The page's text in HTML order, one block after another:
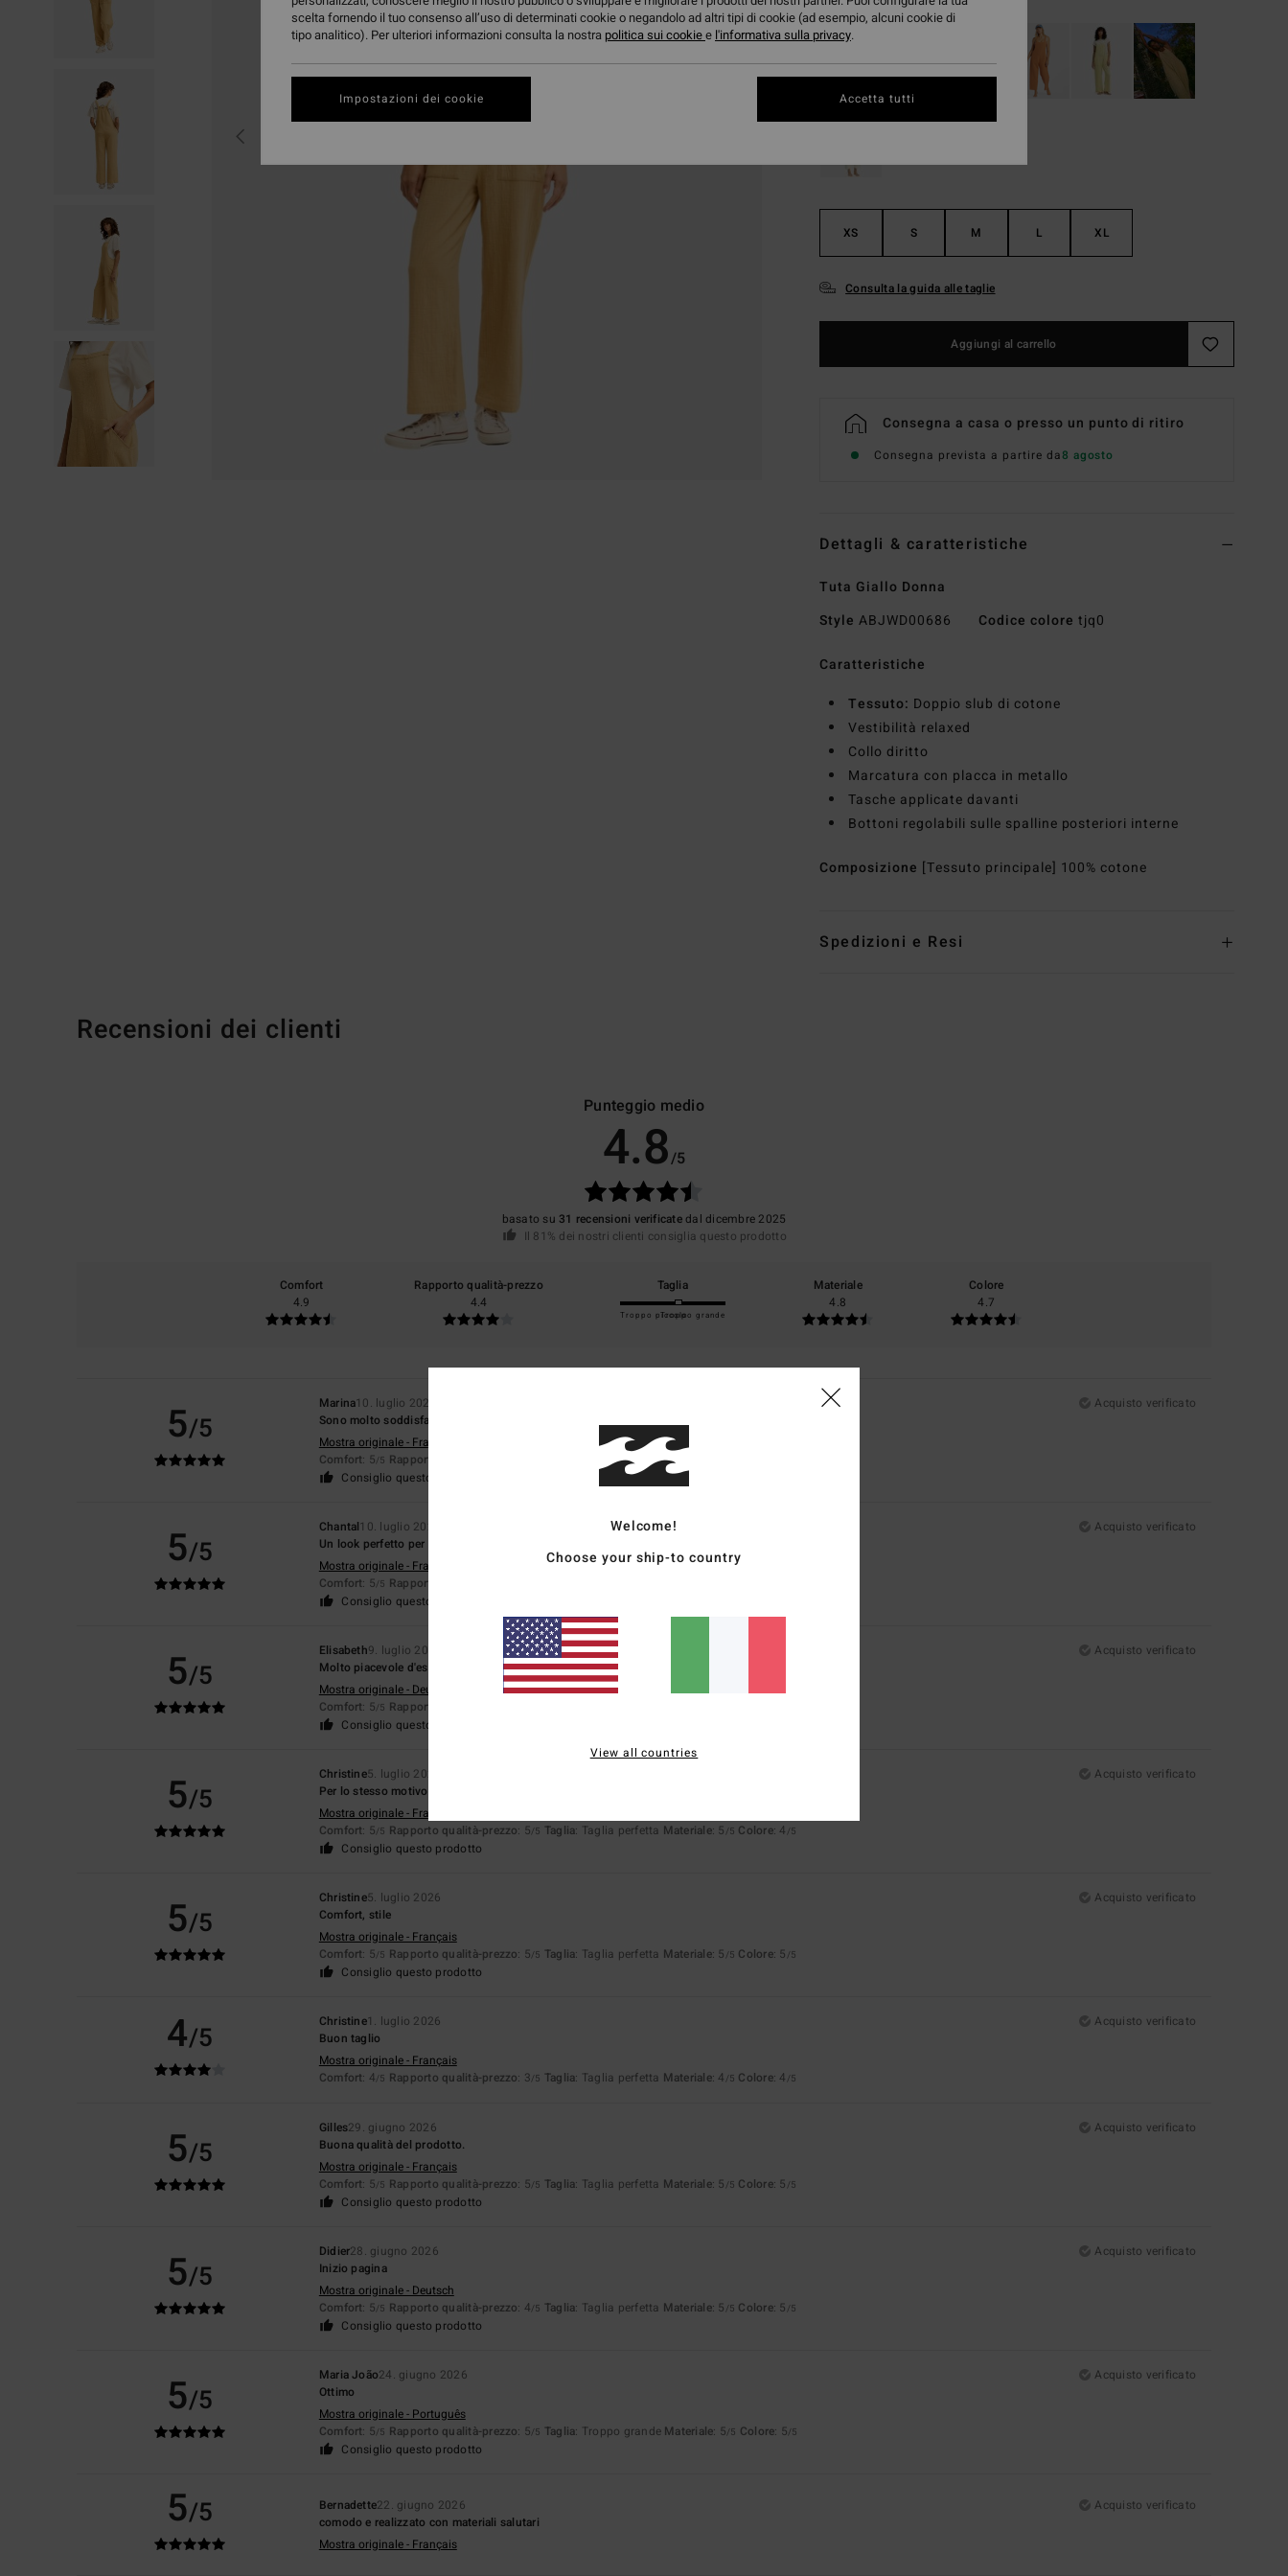
XS S M L XL
Consulta la guida alle taglie
Aggiungi al carrello
Consegna a casa o presso un punto di ritiro
Consegna prevista a partire da8 agosto
Dettagli & caratteristiche
Tuta Giallo Donna
Style ABJWD00686 Codice colore tjq0
Caratteristiche
Tessuto: Doppio slub di cotone
Vestibilità relaxed
Collo diritto
Marcatura con placca in metallo
Tasche applicate davanti
Bottoni regolabili sulle spalline posteriori interne
Composizione [Tessuto principale] 100% cotone
Spedizioni e Resi
Recensioni dei clienti
Punteggio medio
4.8/5
basato su 31 recensioni verificatedal dicembre 2025
Il 81% dei nostri clienti consiglia questo prodotto
Comfort
4.9
Rapporto qualità-prezzo
4.4
Taglia
Troppo piccoloTroppo grande
Materiale
4.8
Colore
4.7
5/5
Marina10. luglio 2026
Acquisto verificato
Sono molto soddisfatta del mio acquisto
Mostra originale - Français
Comfort: 5/5 Rapporto qualità-prezzo : Troppo grandeMateriale
Consiglio questo prodotto
5/5
Chantal10. luglio 2026
Acquisto verificato
Un look perfetto per questa stagione calda.
Mostra originale - Français
Comfort: 5/5 Rapporto qualità-prezzo
Consiglio questo prodotto
5/5
Elisabeth9. luglio 2026
Acquisto verificato
Molto piacevole d'estate, colore perfetto!
Mostra originale - Deutsch
Comfort: 5/5 Rapporto qualità-prezzo
Consiglio questo prodotto
5/5
Christine5. luglio 2026
Acquisto verificato
Per lo stesso motivo di prima
Mostra originale - Français
Comfort: 5/5 Rapporto qualità-prezzo: 5/5 Taglia: Taglia perfetta Materiale: 5 /5 Colore: 4 /5
Consiglio questo prodotto
5/5
Christine5. luglio 2026
Acquisto verificato
Comfort, stile
Mostra originale - Français
Comfort: 5/5 Rapporto qualità-prezzo: 5/5 Taglia: Taglia perfetta Materiale: 5 /5 Colore: 5 /5
Consiglio questo prodotto
4/5 Christine1. luglio 2026
Acquisto verificato
Buon taglio
Mostra originale - Français
Comfort: 4/5 Rapporto qualità-prezzo: 3/5 Taglia: Taglia perfetta Materiale: 4 /5 Colore: 4 /5
5/5
Gilles29. giugno 2026
Acquisto verificato
Buona qualità del prodotto.
Mostra originale - Français
Comfort: 5/5 Rapporto qualità-prezzo: 5/5 Taglia: Taglia perfetta Materiale: 5 /5 Colore: 5 /5
Consiglio questo prodotto
5/5
Didier28. giugno 2026
Acquisto verificato
Inizio pagina
Mostra originale - Deutsch
Comfort: 5/5 Rapporto qualità-prezzo: 4/5 Taglia: Taglia perfetta Materiale: 5 /5 Colore: 5 /5
Consiglio questo prodotto
5/5
Maria João24. giugno 2026
Acquisto verificato
Ottimo
Mostra originale - Português
Comfort: 5/5 Rapporto qualità-prezzo: 5/5 Taglia: Troppo grande Materiale: 5/5 Colore: 5/5
Consiglio questo prodotto
5/5 Bernadette22. giugno 2026
Acquisto verificato
comodo e realizzato con materiali salutari
Mostra originale - Français
Welcome!
Choose your ship-to country
View all countries
scelta fornendo il tuo consenso all’uso di determinati cookie o negandolo ad altri tipi di cookie (ad esempio, alcuni cookie di
tipo analitico). Per ulteriori informazioni consulta la nostra politica sui cookiee l'informativa sulla privacy.
Impostazioni dei cookie Accetta tutti